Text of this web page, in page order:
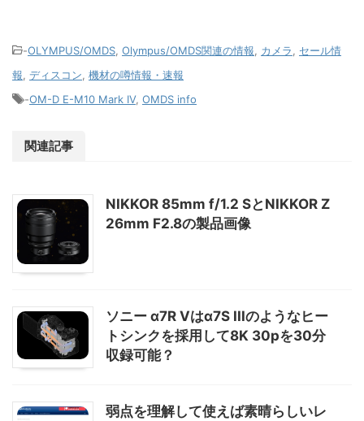
-OLYMPUS/OMDS Olympus/OMDS関連の情報 カメラ
セール情
報 ディスコン 機材の噂情報・速報
-OM-D E-M10 Mark IV, OMDS info
関連記事
NIKKOR 85mm f/1.2 SとNIKKOR Z
26mm F2.8の製品画像
ソニー α7R Vはα7S IIIのようなヒー
トシンクを採用して8K 30pを30分
収録可能？
弱点を理解して使えば素晴らしいレ